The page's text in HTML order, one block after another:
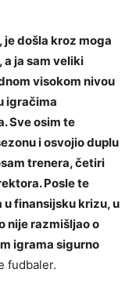
je došla kroz moga
a ja sam veliki
visokom nivou
igračima
Sve osim te
i osvojio duplu
trenera, četiri
Posle te
u finansijsku krizu, u
nije razmišljao o
igrama sigurno
fudbaler.